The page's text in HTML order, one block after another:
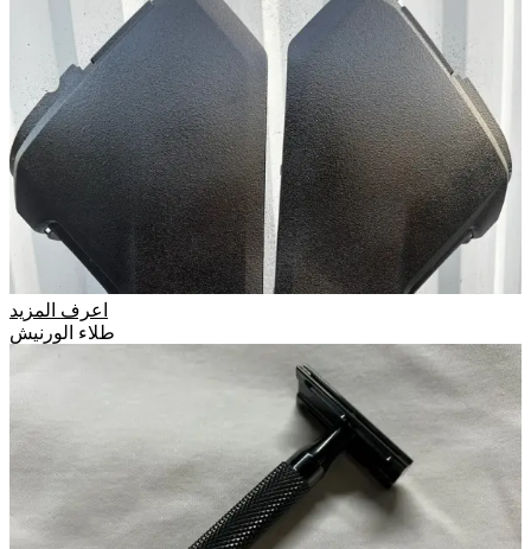
اعرف المزيد
طلاء الورنيش